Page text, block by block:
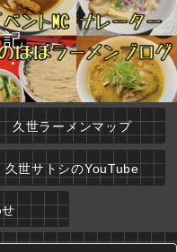
久世ラーメンマップ
久世サトシのYouTube